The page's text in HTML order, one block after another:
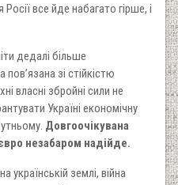
все йде набагато гірше, і
дедалі більше
зі стійкістю
власні збройні сили не
Україні економічну
Довгоочікувана
незабаром надійде.
українській землі, війна